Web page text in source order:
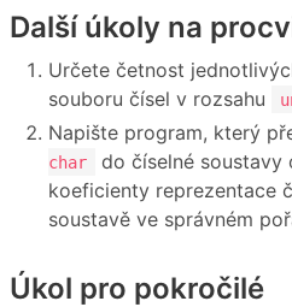
Další úkoly na
Určete četnost
souboru čísel v rozsahu
Napište program, který
char
do číselné soustavy
koeficienty reprezentace
soustavě ve správném
Úkol pro pokročilé